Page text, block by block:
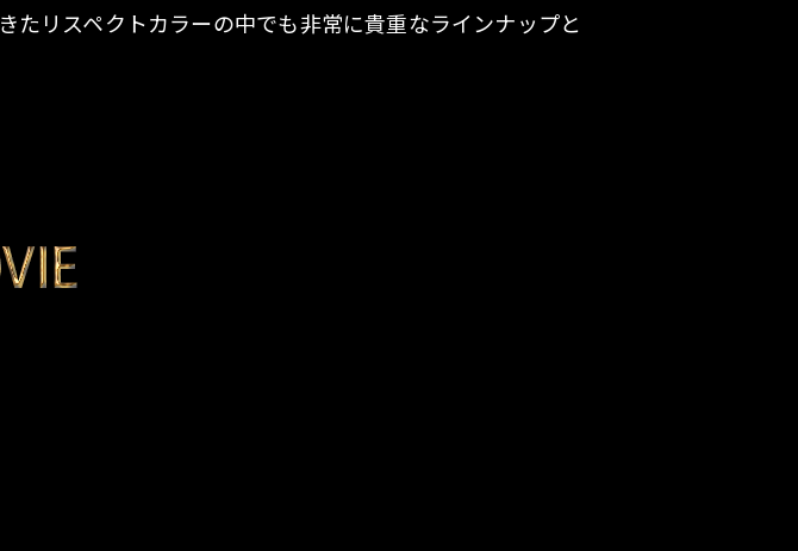
たリスペクトカラーの中でも非常に貴重なラインナップと